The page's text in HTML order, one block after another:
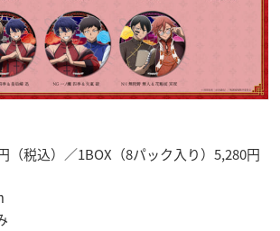
（税込）／1BOX（8パック入り）5,280円